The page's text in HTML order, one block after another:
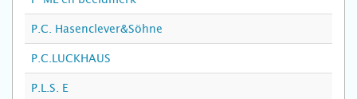
P.C. Hasenclever&Söhne
P.C.LUCKHAUS
P.L.S. E